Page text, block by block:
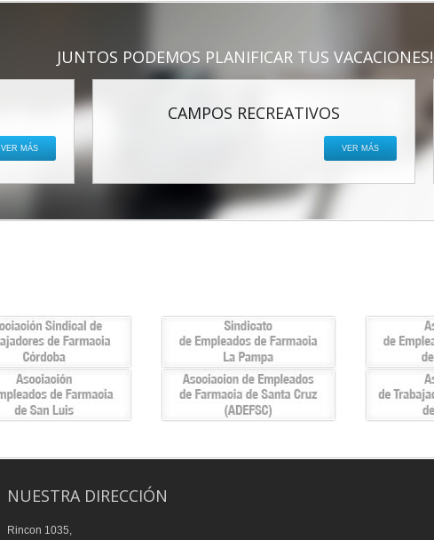
JUNTOS PODEMOS PLANIFICAR TUS VACACIONES!
VER MÁS
CAMPOS RECREATIVOS
VER MÁS
NUESTRA DIRECCIÓN
Rincon 1035,